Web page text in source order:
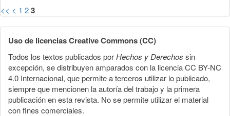
<< < 1 23
Uso de licencias Creative Commons (CC)
Todos los textos publicados porHechos y Derechos sin
excepción, se distribuyen amparados con la licencia CC BY-NC
4.0 Internacional, que permite a terceros utilizar lo publicado,
siempre que mencionen la autoría del trabajo y la primera
publicación en esta revista. No se permite utilizar el material
con fines comerciales.